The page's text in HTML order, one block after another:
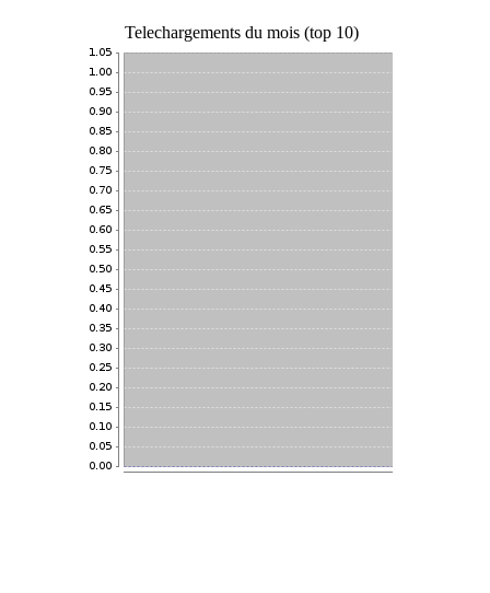
Telechargements du mois (top 10)